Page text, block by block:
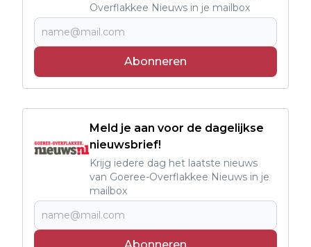
Overflakkee Nieuws in je mailbox
Abonneren
Meld je aan voor de dagelijkse
nieuwsbrief!
Krijg iedere dag het laatste nieuws
van Goeree-Overflakkee Nieuws in je
mailbox
Abonneren